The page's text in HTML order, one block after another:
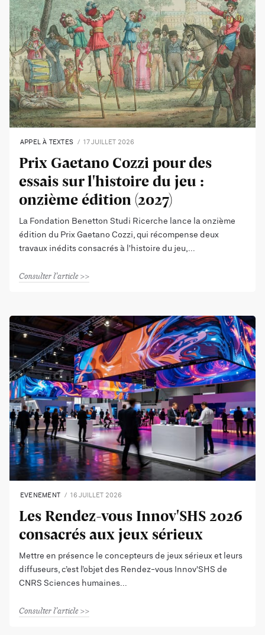
APPEL À TEXTES 17 JUILLET 2026
Prix Gaetano Cozzi pour des
essais sur l'histoire du jeu :
onzième édition (2027)
La Fondation Benetton Studi Ricerche lance la onzième
édition du Prix Gaetano Cozzi, qui récompense deux
travaux inédits consacrés à l'histoire du jeu,
Consulter l'article
EVENEMENT 16 JUILLET 2026
Les Rendez-vous Innov'SHS 2026
consacrés aux jeux sérieux
Mettre en présence le concepteurs de jeux sérieux et leurs
diffuseurs, c’est l’objet des Rendez-vous Innov'SHS de
CNRS Sciences humaines
Consulter l'article